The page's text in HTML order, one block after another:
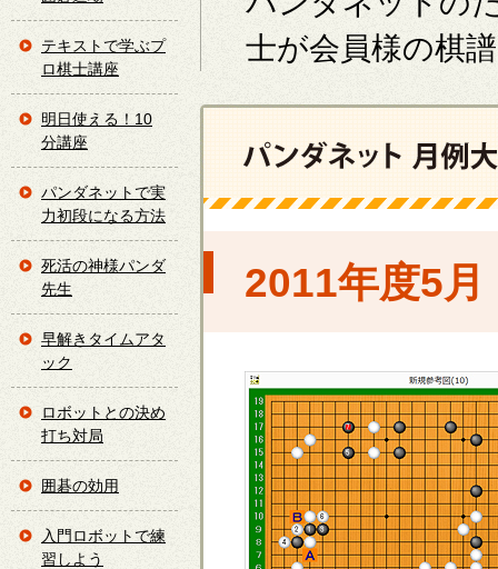
士が会員様の棋
2011年度5
テキストで学ぶプ
ロ棋士講座
明日使える！10
分講座
パンダネットで実
力初段になる方法
死活の神様パンダ
先生
早解きタイムアタ
ック
ロボットとの決め
打ち対局
囲碁の効用
入門ロボットで練
習しよう